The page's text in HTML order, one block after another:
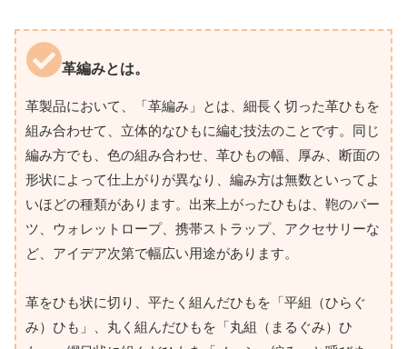
革編みとは。
革製品において、「革編み」とは、細長く切った革ひもを
組み合わせて、立体的なひもに編む技法のことです。同じ
編み方でも、色の組み合わせ、革ひもの幅、厚み、断面の
形状によって仕上がりが異なり、編み方は無数といってよ
いほどの種類があります。出来上がったひもは、鞄のパー
ツ、ウォレットロープ、携帯ストラップ、アクセサリーな
ど、アイデア次第で幅広い用途があります。
革をひも状に切り、平たく組んだひもを「平組（ひらぐ
み）ひも」、丸く組んだひもを「丸組（まるぐみ）ひ